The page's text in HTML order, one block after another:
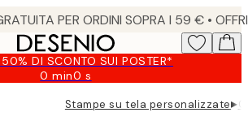
DI SCONTO SUI POSTER*
0 min0 s
Valido
fino
a:
Stampe su tela personalizzate▸